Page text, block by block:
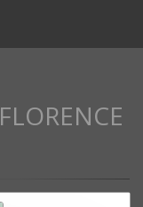
FLORENCE